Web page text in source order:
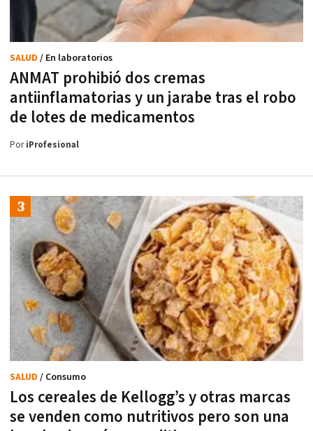
ANMAT prohibió dos cremas
antiinflamatorias y un jarabe tras el robo
de lotes de medicamentos
SALUD / En laboratorios
PoriProfesional
Los cereales de Kellogg’s y otras marcas
se venden como nutritivos pero son una
SALUD / Consumo